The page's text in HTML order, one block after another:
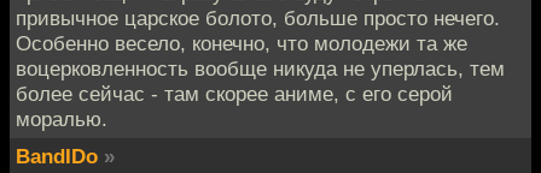
привычное царское болото, больше просто нечего.
Особенно весело, конечно, что молодежи та же
воцерковленность вообще никуда не уперлась, тем
более сейчас - там скорее аниме, с его серой
моралью.
BandIDo »